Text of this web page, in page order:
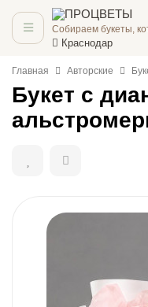
Собираем букеты,
Краснодар
Главная Авторские
Букет с